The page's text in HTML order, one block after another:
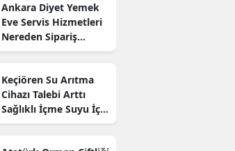
Ankara Diyet Yemek
Eve Servis Hizmetleri
Nereden Sipariş
Verilir?
Keçiören Su Arıtma
Cihazı Talebi Arttı
Sağlıklı İçme Suyu İçin
Arıtma